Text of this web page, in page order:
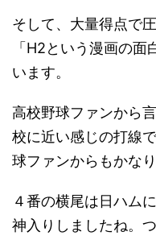
そして、大量得点で
「H2という漫画の
います。
高校野球ファンから
校に近い感じの打線
球ファンからもかな
４番の横尾は日ハム
神入りしましたね。